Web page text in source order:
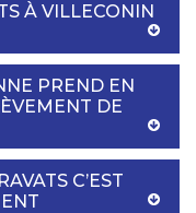
À VILLECONIN
PREND EN
DE
C’EST